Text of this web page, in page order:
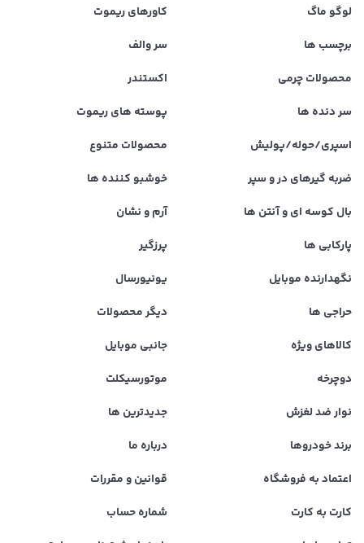
لوگو ماگ
کاورهای ریموت
برچسب ها
سر والف
محصولات چرمی
اکستندر
سر دنده ها
پوسته های ریموت
اسپری/حوله/پولیش
محصولات متنوع
ضربه گیرهای در و سپر
خوشبو کننده ها
بال کوسه ای و آنتن ها
آرم و نشان
پارکابی ها
پرزگیر
نگهدارنده موبایل
یونیورسال
حراجی ها
دیگر محصولات
کالاهای ویژه
جانبی موبایل
دوچرخه
موتورسیکلت
نوار ضد لغزش
جدیدترین ها
برند خودروها
درباره ما
اعتماد به فروشگاه
قوانین و مقررات
کارت به کارت
شماره حساب